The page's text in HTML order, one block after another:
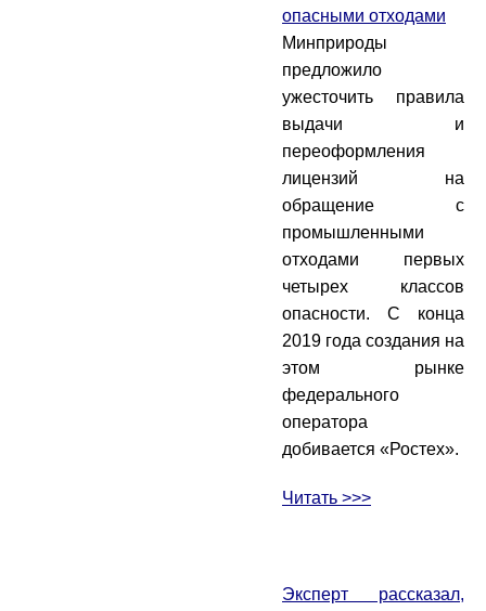
опасными отходами
Минприроды
предложило
ужесточить правила
выдачи и
переоформления
лицензий на
обращение с
промышленными
отходами первых
четырех классов
опасности. С конца
2019 года создания на
этом рынке
федерального
оператора
добивается «Ростех».
Читать >>>
Эксперт рассказал,